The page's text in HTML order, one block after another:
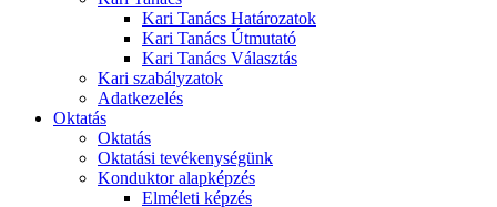
Kari Tanács Határozatok
Kari Tanács Útmutató
Kari Tanács Választás
Kari szabályzatok
Adatkezelés
Oktatás
Oktatás
Oktatási tevékenységünk
Konduktor alapképzés
Elméleti képzés